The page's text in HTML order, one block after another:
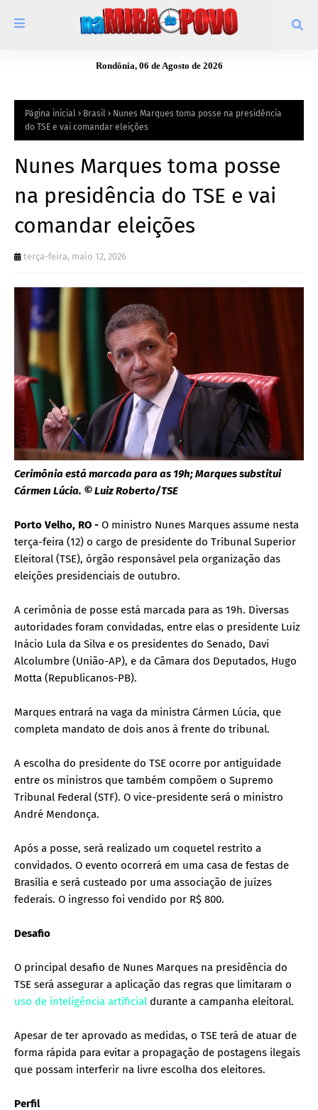
Rondônia, 06 de Agosto de 2026
Página inicial Brasil
Nunes Marques toma posse na presidência
do TSE e vai comandar eleições
Nunes Marques toma posse
na presidência do TSE e vai
comandar eleições
terça-feira, maio 12, 2026
Cerimônia está marcada para as 19h; Marques substitui
Cármen Lúcia. © Luiz Roberto/TSE
Porto Velho, RO - O ministro Nunes Marques assume nesta
terça-feira (12) o cargo de presidente do Tribunal Superior
Eleitoral (TSE), órgão responsável pela organização das
eleições presidenciais de outubro.
A cerimônia de posse está marcada para as 19h. Diversas
autoridades foram convidadas, entre elas o presidente Luiz
Inácio Lula da Silva e os presidentes do Senado, Davi
Alcolumbre (União-AP), e da Câmara dos Deputados, Hugo
Motta (Republicanos-PB).
Marques entrará na vaga da ministra Cármen Lúcia, que
completa mandato de dois anos à frente do tribunal.
A escolha do presidente do TSE ocorre por antiguidade
entre os ministros que também compõem o Supremo
Tribunal Federal (STF). O vice-presidente será o ministro
André Mendonça.
Após a posse, será realizado um coquetel restrito a
convidados. O evento ocorrerá em uma casa de festas de
Brasília e será custeado por uma associação de juízes
federais. O ingresso foi vendido por R$ 800.
Desafio
O principal desafio de Nunes Marques na presidência do
TSE será assegurar a aplicação das regras que limitaram o
uso de inteligência artificial durante a campanha eleitoral.
Apesar de ter aprovado as medidas, o TSE terá de atuar de
forma rápida para evitar a propagação de postagens ilegais
que possam interferir na livre escolha dos eleitores.
Perfil